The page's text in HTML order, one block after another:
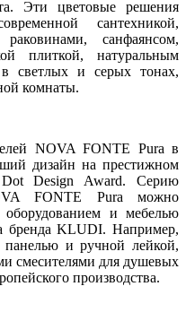
Эти цветовые решения
сантехникой,
санфаянсом,
плиткой, натуральным
светлых и серых тонах,
комнаты.
NOVA FONTE Pura в
дизайн на престижном
Dot Design Award. Серию
FONTE Pura можно
оборудованием и мебелью
бренда KLUDI. Например,
и ручной лейкой,
смесителями для душевых
производства.